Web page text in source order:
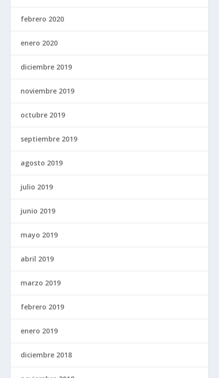
febrero 2020
enero 2020
diciembre 2019
noviembre 2019
octubre 2019
septiembre 2019
agosto 2019
julio 2019
junio 2019
mayo 2019
abril 2019
marzo 2019
febrero 2019
enero 2019
diciembre 2018